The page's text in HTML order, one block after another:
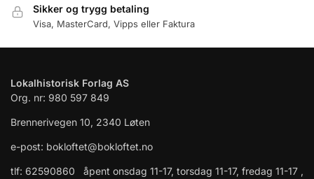
Sikker og trygg betaling
Visa, MasterCard, Vipps eller Faktura
Lokalhistorisk Forlag AS
Org. nr: 980 597 849
Brennerivegen 10, 2340 Løten
e-post: bokloftet@bokloftet.no
tlf: 62590860 åpent onsdag 11-17, torsdag 11-17, fredag 11-17 ,